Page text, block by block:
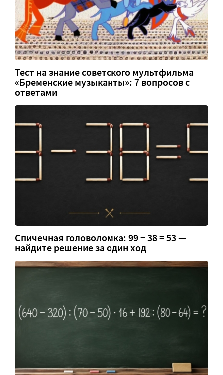
Тест на знание советского мультфильма
«Бременские музыканты»: 7 вопросов с
ответами
Спичечная головоломка: 99 − 38 = 53 —
найдите решение за один ход